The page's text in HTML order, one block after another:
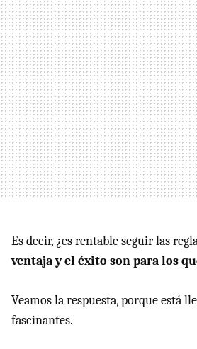
Es decir, ¿es rentable seguir las
ventaja y el éxito son para los
Veamos la respuesta, porque está
fascinantes.